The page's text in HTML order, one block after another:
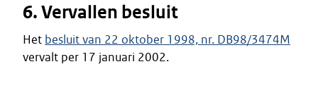
6. Vervallen besluit
Het besluit van 22 oktober 1998, nr. DB98/3474M
vervalt per 17 januari 2002.